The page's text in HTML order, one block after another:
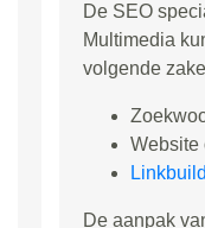
De SEO
Multimedia
volgende
Website
De aanpak